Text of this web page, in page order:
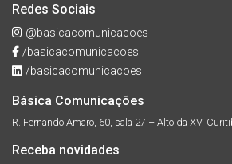
Redes Sociais
@basicacomunicacoes
/basicacomunicacoes
/basicacomunicacoes
Básica Comunicações
R. Fernando Amaro, 60, sala 27 – Alto da XV,
Receba novidades